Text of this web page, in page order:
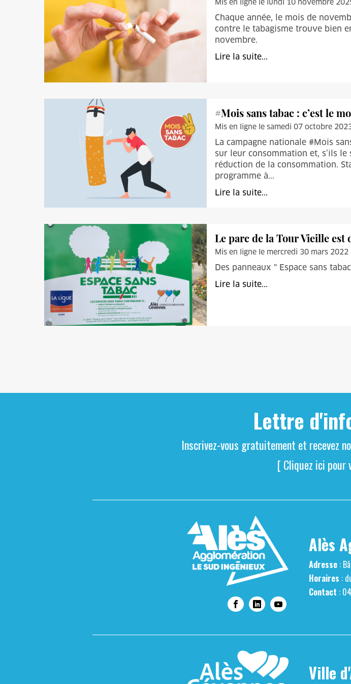
Mis en ligne le lundi 10 novembre
Chaque année, le mois de
contre le tabagisme trouve bien
novembre.
Lire la suite...
#Mois sans tabac : c’est le
Mis en ligne le samedi 07 octobre
La campagne nationale #Mois
sur leur consommation et, s’ils le
réduction de la consommation.
programme à...
Lire la suite...
Le parc de la Tour Vieille est
Mis en ligne le mercredi 30 mars 2022
Des panneaux " Espace sans
Lire la suite...
Lettre
Inscrivez-vous gratuitement et recevez
[ Cliquez ici pour
Alès
Adresse:
Horaires :
Contact :
Ville